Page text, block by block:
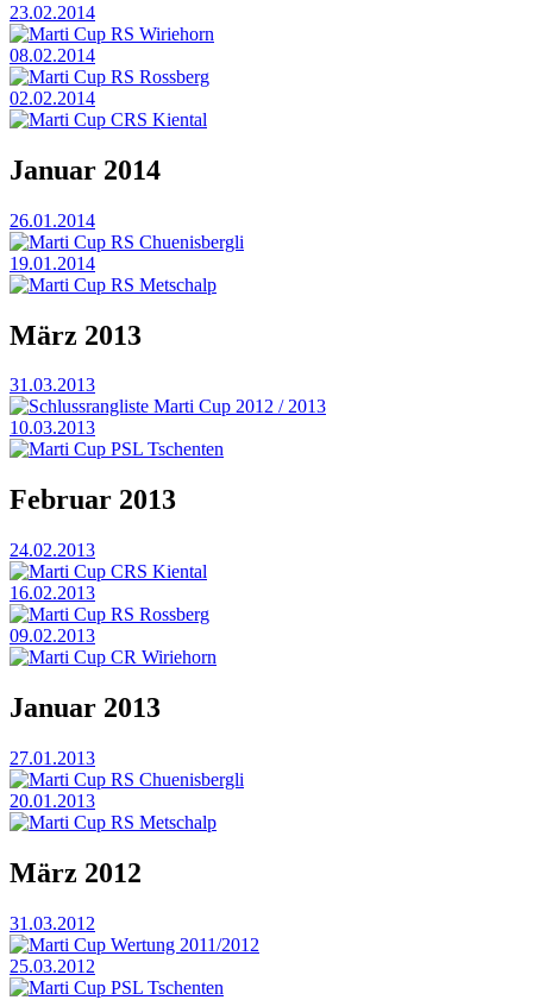
23.02.2014
Marti Cup RS Wiriehorn
08.02.2014
Marti Cup RS Rossberg
02.02.2014
Marti Cup CRS Kiental
Januar 2014
26.01.2014
Marti Cup RS Chuenisbergli
19.01.2014
Marti Cup RS Metschalp
März 2013
31.03.2013
Schlussrangliste Marti Cup 2012 / 2013
10.03.2013
Marti Cup PSL Tschenten
Februar 2013
24.02.2013
Marti Cup CRS Kiental
16.02.2013
Marti Cup RS Rossberg
09.02.2013
Marti Cup CR Wiriehorn
Januar 2013
27.01.2013
Marti Cup RS Chuenisbergli
20.01.2013
Marti Cup RS Metschalp
März 2012
31.03.2012
Marti Cup Wertung 2011/2012
25.03.2012
Marti Cup PSL Tschenten